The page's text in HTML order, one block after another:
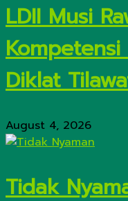
LDII Musi
Diklat
August 4, 2026
Tidak